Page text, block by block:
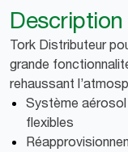
Description
Tork Distributeur
grande
rehaussant
Système
flexibles